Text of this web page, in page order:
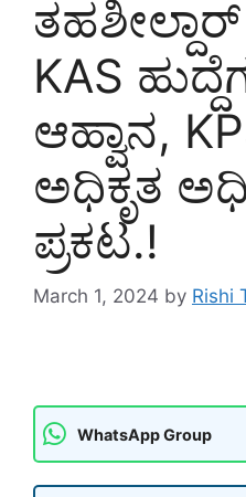
KAS
ಆಹ್ವಾನ,
ಅಧಿಕೃತ
ಪ್ರಕಟ.!
March 1, 2024 by Rishi
WhatsApp Group